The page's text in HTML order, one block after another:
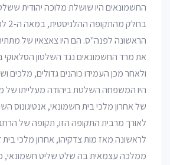
החשמונאים היו שושלת מלוכה יהודית
הראשונה לפנה"ס. הם היו צאצאיו של
את מרד החשמונאים נגד השלטון הסלאוקי
ולאחר מכן העמידו כוהנים גדולים, מלכים
היו המשפחה השלטת ביהודה מעלייתו של
לאורך מרבית התקופה הזו, תקופה של
לראשונה מאז מות צדקיהו, אחרון מלכי בית
ממלכה עצמאית בה שלט שליט חשמונאי,